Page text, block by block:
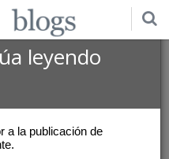
$1 USD
leyendo
a la publicación de
si no proponen algo